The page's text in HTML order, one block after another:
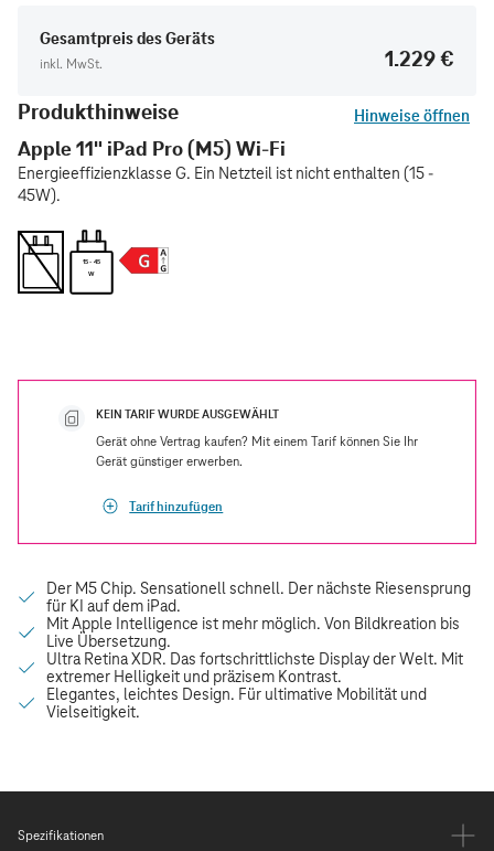
Gesamtpreis des Geräts
inkl. MwSt.
1.229 €
Produkthinweise
Hinweise öffnen
Apple 11" iPad Pro (M5) Wi-Fi
Energieeffizienzklasse G. Ein Netzteil ist nicht enthalten (15 -
45W).
15 - 45
W
KEIN TARIF WURDE AUSGEWÄHLT
Gerät ohne Vertrag kaufen? Mit einem Tarif können Sie Ihr
Gerät günstiger erwerben.
Tarif hinzufügen
Spezifikationen